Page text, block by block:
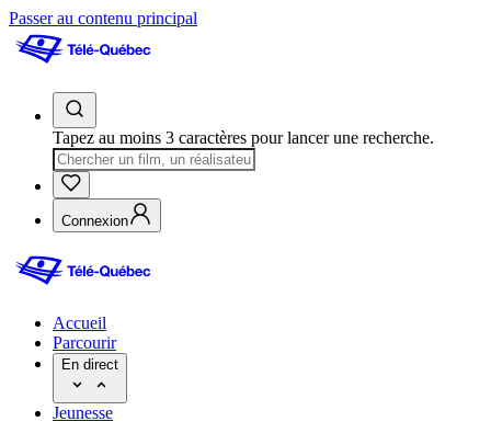
Passer au contenu principal
Tapez au moins 3 caractères pour lancer une recherche.
Connexion
Accueil
Parcourir
En direct
Jeunesse